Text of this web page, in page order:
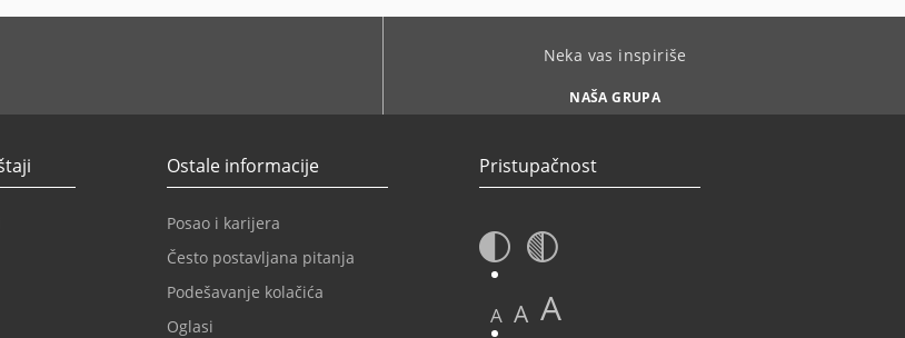
Neka vas inspiriše
NAŠA GRUPA
Ostale informacije
Posao i karijera
Često postavljana pitanja
Podešavanje kolačića
Oglasi
Pristupačnost
A A A